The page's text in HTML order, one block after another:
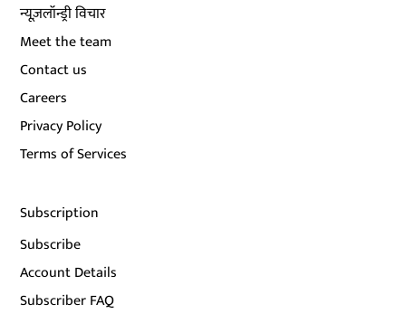
न्यूज़लॉन्ड्री विचार
Meet the team
Contact us
Careers
Privacy Policy
Terms of Services
Subscription
Subscribe
Account Details
Subscriber FAQ